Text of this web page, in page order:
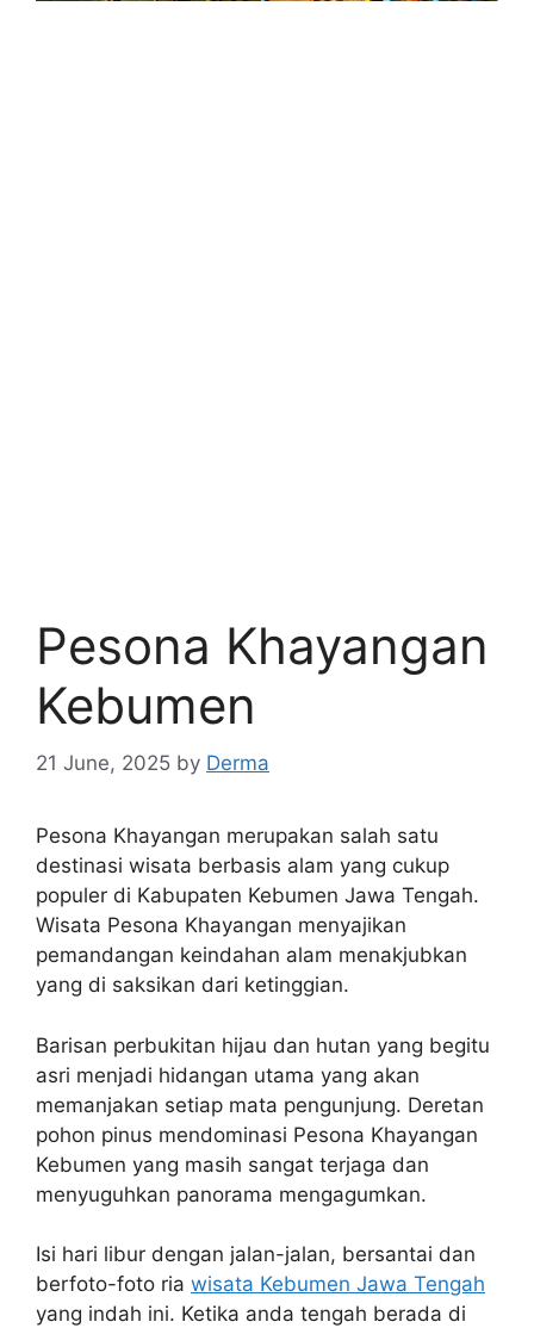
Pesona Khayangan
Kebumen
21 June, 2025 by Derma
Pesona Khayangan merupakan salah satu
destinasi wisata berbasis alam yang cukup
populer di Kabupaten Kebumen Jawa Tengah.
Wisata Pesona Khayangan menyajikan
pemandangan keindahan alam menakjubkan
yang di saksikan dari ketinggian.
Barisan perbukitan hijau dan hutan yang begitu
asri menjadi hidangan utama yang akan
memanjakan setiap mata pengunjung. Deretan
pohon pinus mendominasi Pesona Khayangan
Kebumen yang masih sangat terjaga dan
menyuguhkan panorama mengagumkan.
Isi hari libur dengan jalan-jalan, bersantai dan
berfoto-foto ria wisata Kebumen Jawa Tengah
yang indah ini. Ketika anda tengah berada di